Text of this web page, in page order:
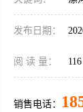
发布日期：
阅 读 量： 116
销售电话：